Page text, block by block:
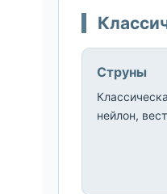
Струны
нейлон,